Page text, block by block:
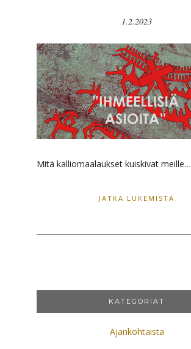
1.2.2023
Mitä kalliomaalaukset kuiskivat meille…
JATKA LUKEMISTA
KATEGORIAT
Ajankohtaista